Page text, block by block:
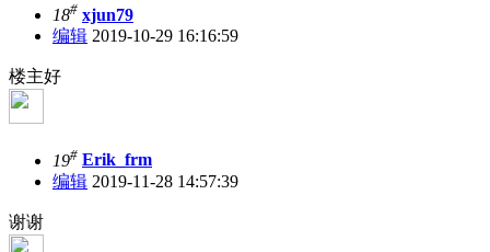
18# xjun79
编辑 2019-10-29 16:16:59
楼主好
19# Erik_frm
编辑 2019-11-28 14:57:39
谢谢